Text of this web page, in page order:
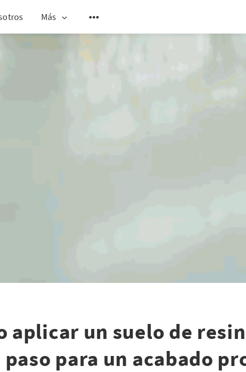
Más
aplicar un suelo de
paso para un acabado